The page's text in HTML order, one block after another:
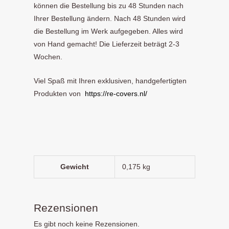
können die Bestellung bis zu 48 Stunden nach
Ihrer Bestellung ändern. Nach 48 Stunden wird
die Bestellung im Werk aufgegeben. Alles wird
von Hand gemacht! Die Lieferzeit beträgt 2-3
Wochen.
Viel Spaß mit Ihren exklusiven, handgefertigten
Produkten von
https://re-covers.nl/
Gewicht 0,175 kg
Rezensionen
Es gibt noch keine Rezensionen.